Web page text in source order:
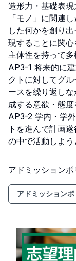
造形力・基礎表
「モノ」に関連
した何かを創り
現することに関心
主体性を持って
AP3-1 将来的に
クトに対してグ
ースを繰り返し
成する意欲・態度
AP3-2 学内・学
トを進んで計画
の中で活動しよう
アドミッション
アドミッション